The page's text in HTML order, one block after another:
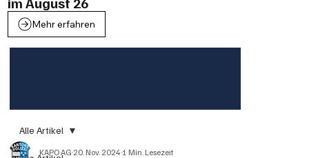
Mehr erfahren
Alle Artikel
KAPO AG20. Nov. 20241 Min. Lesezeit